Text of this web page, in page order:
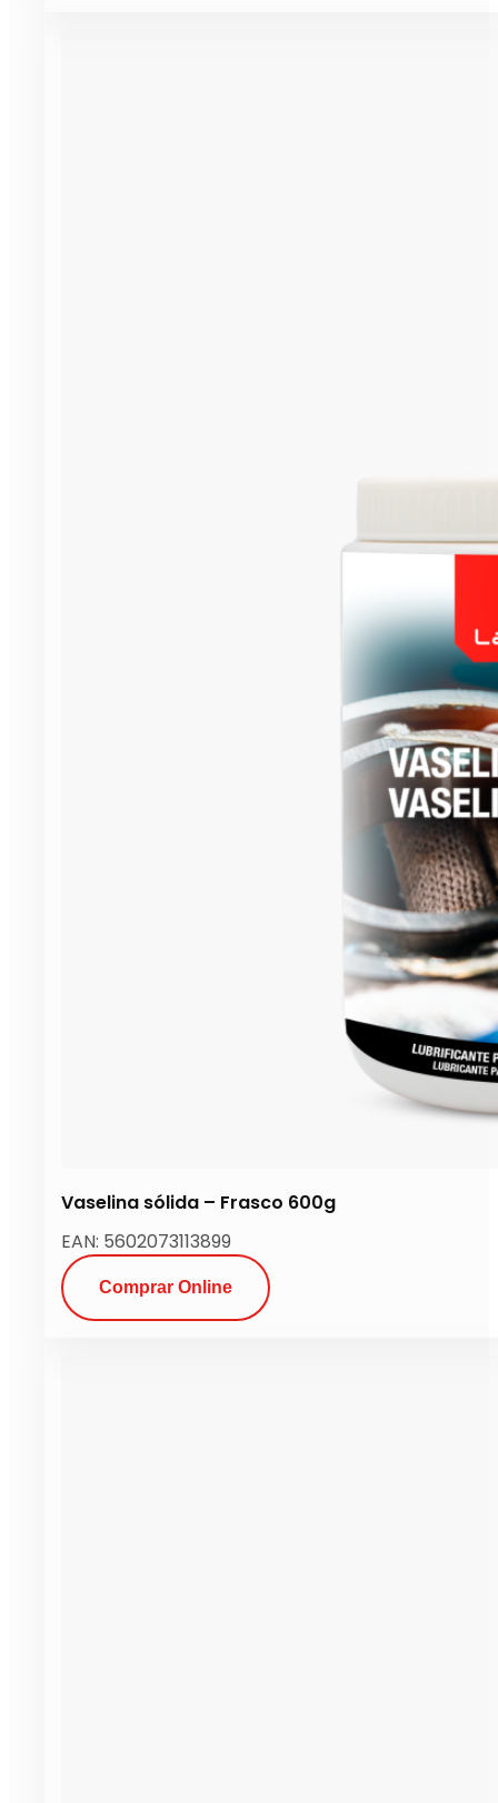
Vaselina sólida – Frasco 600g
EAN: 5602073113899
Comprar Online